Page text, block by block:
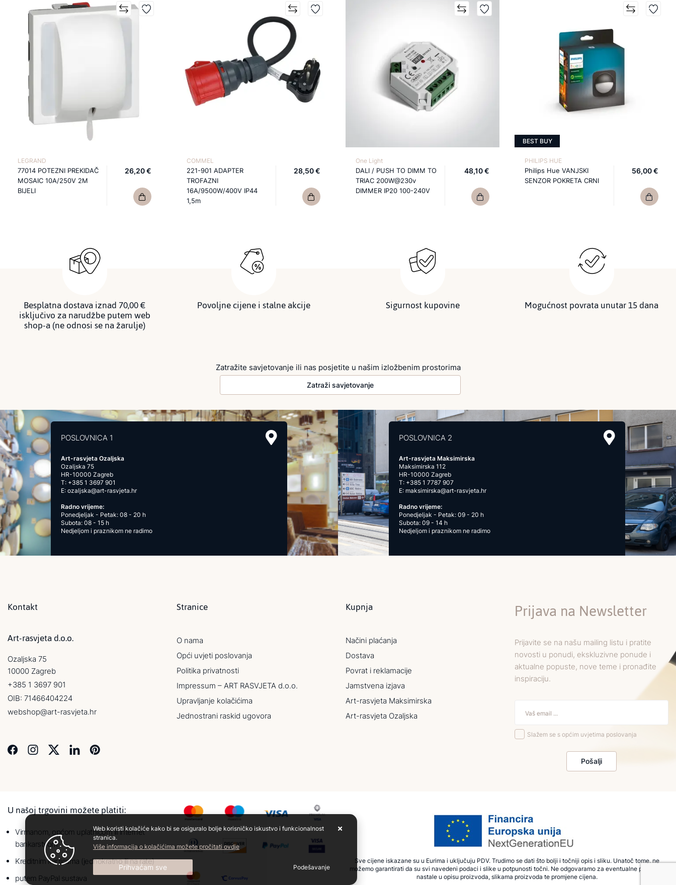
LEGRAND
77014 POTEZNI PREKIDAČ
MOSAIC 10A/250V 2M
BIJELI
26,20 €
COMMEL
221-901 ADAPTER
TROFAZNI
16A/9500W/400V IP44
1,5m
28,50 €
One Light
DALI / PUSH TO DIMM TO
TRIAC 200W@230v
DIMMER IP20 100-240V
48,10 €
BEST BUY
PHILIPS HUE
Philips Hue VANJSKI
SENZOR POKRETA CRNI
56,00 €
Besplatna dostava iznad 70,00 €
isključivo za narudžbe putem web
shop-a (ne odnosi se na žarulje)
Povoljne cijene i stalne akcije Sigurnost kupovine Mogućnost povrata unutar 15 dana
Zatražite savjetovanje ili nas posjetite u našim izložbenim prostorima
Zatraži savjetovanje
POSLOVNICA 1
Art-rasvjeta Ozaljska
Ozaljska 75
HR-10000 Zagreb
T: +385 1 3697 901
E: ozaljska@art-rasvjeta.hr
Radno vrijeme:
Ponedjeljak - Petak: 08 - 20 h
Subota: 08 - 15 h
Nedjeljom i praznikom ne radimo
POSLOVNICA 2
Art-rasvjeta Maksimirska
Maksimirska 112
HR-10000 Zagreb
T: +385 1 7787 907
E: maksimirska@art-rasvjeta.hr
Radno vrijeme:
Ponedjeljak - Petak: 09 - 20 h
Subota: 09 - 14 h
Nedjeljom i praznikom ne radimo
Kontakt
Art-rasvjeta d.o.o.
Ozaljska 75
10000 Zagreb
+385 1 3697 901
OIB: 71466404224
webshop@art-rasvjeta.hr
Stranice
O nama
Opći uvjeti poslovanja
Politika privatnosti
Impressum – ART RASVJETA d.o.o.
Upravljanje kolačićima
Jednostrani raskid ugovora
Kupnja
Načini plaćanja
Dostava
Povrat i reklamacije
Jamstvena izjava
Art-rasvjeta Maksimirska
Art-rasvjeta Ozaljska
Prijava na Newsletter
Prijavite se na našu mailing listu i pratite
novosti u ponudi, ekskluzivne ponude i
aktualne popuste, nove teme i pronađite
inspiraciju.
Slažem se s općim uvjetima poslovanja
Pošalji
U našoj trgovini možete platiti:
Virmanom, općom uplatnicom ili internet
bankarstvom
Kreditnim karticama (jednokratno ili na rate)
putem PayPal sustava
Sve cijene iskazane su u Eurima i uključuju PDV. Trudimo se dati što bolji i točniji opis i sliku. Unatoč tome, ne
možemo garantirati da su svi navedeni podaci i slike u potpunosti točni. Ne odgovaramo za eventualne pogreške
nastale u opisu proizvoda, slikama proizvoda te promjene cijena.
Web koristi kolačiće kako bi se osiguralo bolje korisničko iskustvo i funkcionalnost
stranica.
Više informacija o kolačićima možete pročitati ovdje
Prihvaćam sve Podešavanje